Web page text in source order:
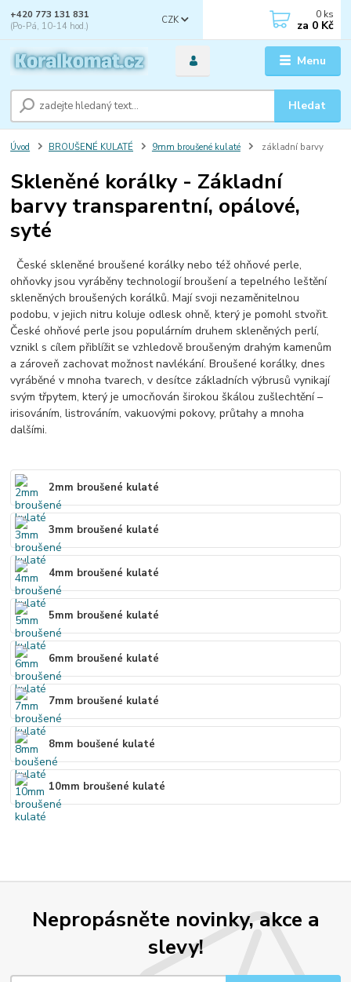
Menu
CZK
Hledat
+420 773 131 831
(Po-Pá, 10-14 hod.)
0 ks
za 0 Kč
Úvod BROUŠENÉ KULATÉ 9mm broušené kulaté základní barvy
Skleněné korálky - Základní
barvy transparentní, opálové,
syté
České skleněné broušené korálky nebo též ohňové perle,
ohňovky jsou vyráběny technologií broušení a tepelného leštění
skleněných broušených korálků. Mají svoji nezaměnitelnou
podobu, v jejich nitru koluje odlesk ohně, který je pomohl stvořit.
České ohňové perle jsou populárním druhem skleněných perlí,
vznikl s cílem přiblížit se vzhledově broušeným drahým kamenům
a zároveň zachovat možnost navlékání. Broušené korálky, dnes
vyráběné v mnoha tvarech, v desítce základních výbrusů vynikají
svým třpytem, který je umocňován širokou škálou zušlechtění –
irisováním, listrováním, vakuovými pokovy, průtahy a mnoha
dalšími.
2mm broušené kulaté
3mm broušené kulaté
4mm broušené kulaté
5mm broušené kulaté
6mm broušené kulaté
7mm broušené kulaté
8mm boušené kulaté
10mm broušené kulaté
Nepropásněte novinky, akce a
slevy!